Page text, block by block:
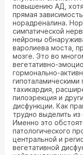
повышению АД, хотя
прямая
норадреналина.
симпатической
нейроны
варолиева моста,
мозге. Это во
вегетативно-
гормонально-
тахикардия,
пилоэрекция и
дисфункции. Как
трудно выделить
Именно это
патологического
центральной и
вегетативной